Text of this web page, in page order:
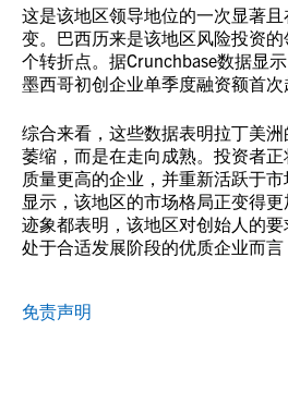
这是该地区领导地位的一次显著
变。巴西历来是该地区风险投资
个转折点。据Crunchbase数据显
墨西哥初创企业单季度融资额首次
综合来看，这些数据表明拉丁美
萎缩，而是在走向成熟。投资者
质量更高的企业，并重新活跃于
显示，该地区的市场格局正变得
迹象都表明，该地区对创始人的
处于合适发展阶段的优质企业而言
免责声明